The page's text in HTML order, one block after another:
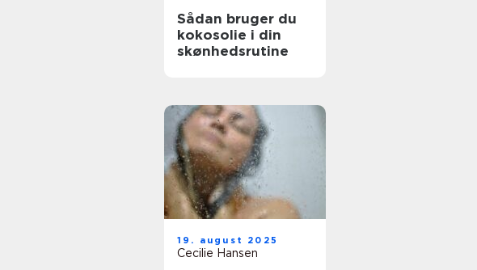
Sådan bruger du
kokosolie i din
skønhedsrutine
19. august 2025
Cecilie Hansen